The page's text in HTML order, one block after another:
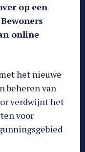
op een
online
het nieuwe
beheren van
verdwijnt het
voor